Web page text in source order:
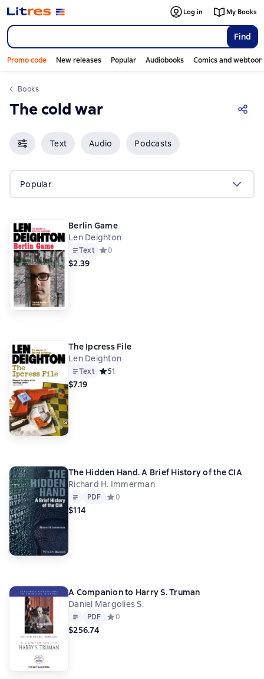
Find
Log in My Books
Promo code New releases Popular Audiobooks Comics and
Books
The cold war
Text Audio Podcasts
Popular
Berlin Game
Len Deighton
Text Средний рейтинг 0 на основе 0 оценок
0
$2.39
The Ipcress File
Len Deighton
Text Средний рейтинг 5 на основе 1 оценок
51
$7.19
The Hidden Hand. A Brief History of the CIA
Richard H. Immerman
Text PDF
PDF Средний рейтинг 0 на основе 0 оценок
0
$114
A Companion to Harry S. Truman
Daniel Margolies S.
Text PDF
PDF Средний рейтинг 0 на основе 0 оценок
0
$256.74